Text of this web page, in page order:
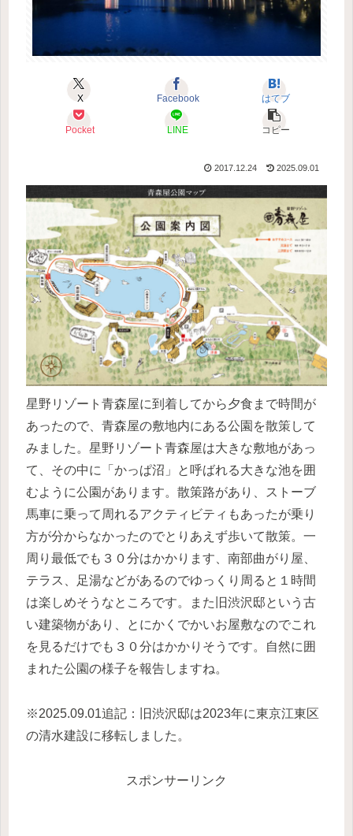
X Facebook はてブ
Pocket LINE コピー
2017.12.24 2025.09.01
星野リゾート青森屋に到着してから夕食まで時間が
あったので、青森屋の敷地内にある公園を散策して
みました。星野リゾート青森屋は大きな敷地があっ
て、その中に「かっぱ沼」と呼ばれる大きな池を囲
むように公園があります。散策路があり、ストーブ
馬車に乗って周れるアクティビティもあったが乗り
方が分からなかったのでとりあえず歩いて散策。一
周り最低でも３０分はかかります、南部曲がり屋、
テラス、足湯などがあるのでゆっくり周ると１時間
は楽しめそうなところです。また旧渋沢邸という古
い建築物があり、とにかくでかいお屋敷なのでこれ
を見るだけでも３０分はかかりそうです。自然に囲
まれた公園の様子を報告しますね。
※2025.09.01追記：旧渋沢邸は2023年に東京江東区
の清水建設に移転しました。
スポンサーリンク